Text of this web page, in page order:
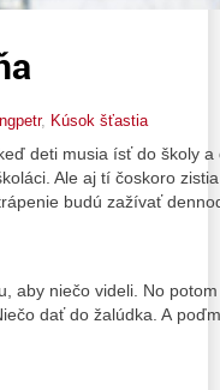
, Kúsok šťastia
deti musia ísť do školy
Ale aj tí čoskoro
budú zažívať
aby niečo videli. No
dať do žalúdka. A